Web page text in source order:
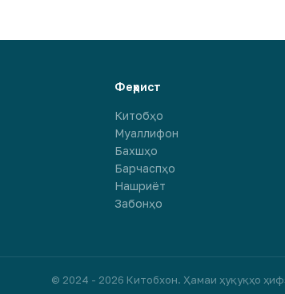
Феҳрист
Китобҳо
Муаллифон
Бахшҳо
Барчаспҳо
Нашриёт
Забонҳо
© 2024 - 2026 Китобхон. Ҳамаи ҳуқуқҳо